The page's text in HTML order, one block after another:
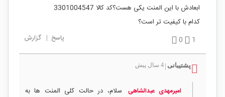
ابعادش با این المنت یکی هست؟کد کالا 3301004547
کدام با کیفیت تر است؟
1
0 پاسخ | گزارش
پشتیبانی 4 سال پیش
امیرمهدی عبدالشاهی
سلام، در حالت کلی المنت ها به